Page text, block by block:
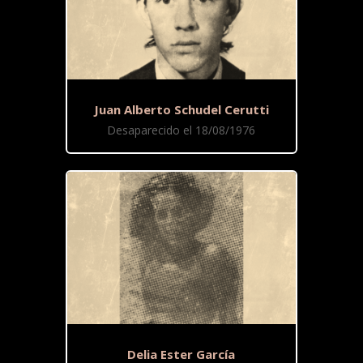
Juan Alberto Schudel Cerutti
Desaparecido el 18/08/1976
Delia Ester García